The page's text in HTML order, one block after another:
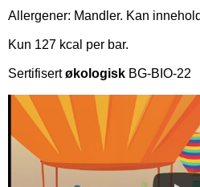
Allergener: Mandler. Kan
Kun 127 kcal per bar.
Sertifisertøkologisk BG-BIO-22